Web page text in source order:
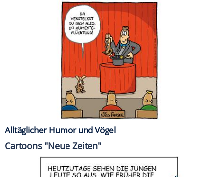
Alltäglicher Humor und Vögel
Cartoons "Neue Zeiten"